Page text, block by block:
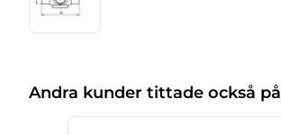
Andra kunder tittade också på